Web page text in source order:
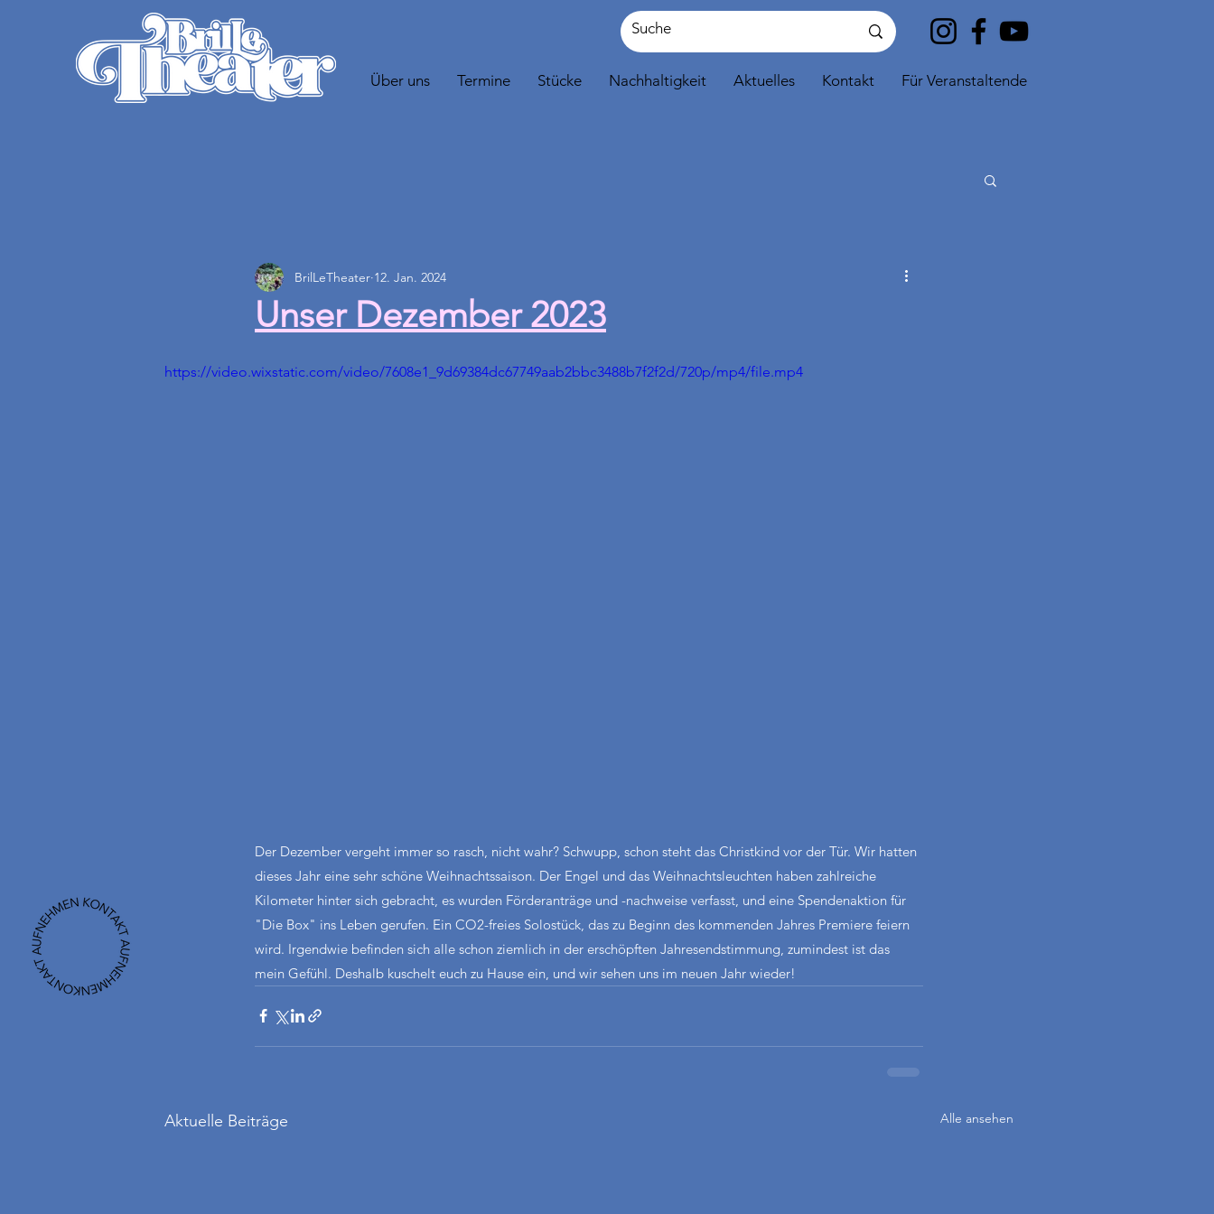
Über uns Termine Stücke Nachhaltigkeit Aktuelles Kontakt Für Veranstaltende
Unser Dezember 2023
BrilLeTheater 12. Jan. 2024
https://video.wixstatic.com/video/7608e1_9d69384dc67749aab2bbc3488b7f2f2d/720p/mp4/file.mp4
Der Dezember vergeht immer so rasch, nicht wahr? Schwupp, schon steht das Christkind vor der Tür. Wir hatten
dieses Jahr eine sehr schöne Weihnachtssaison. Der Engel und das Weihnachtsleuchten haben zahlreiche
Kilometer hinter sich gebracht, es wurden Förderanträge und -nachweise verfasst, und eine Spendenaktion für
"Die Box" ins Leben gerufen. Ein CO2-freies Solostück, das zu Beginn des kommenden Jahres Premiere feiern
wird. Irgendwie befinden sich alle schon ziemlich in der erschöpften Jahresendstimmung, zumindest ist das
mein Gefühl. Deshalb kuschelt euch zu Hause ein, und wir sehen uns im neuen Jahr wieder!
Aktuelle Beiträge Alle ansehen